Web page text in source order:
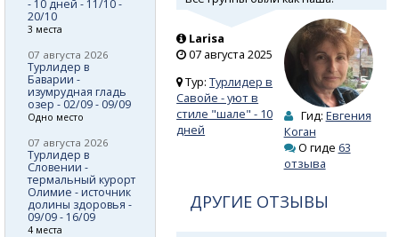
Larisa
07 августа 2025
Тур:Турлидер в
Савойе - уют в
стиле "шале" - 10
дней
Гид: Евгения
Коган
О гиде 63
отзыва
ДРУГИЕ ОТЗЫВЫ
- 10 дней - 11/10 -
20/10
3 места
07 августа 2026
Турлидер в
Баварии -
изумрудная гладь
озер - 02/09 - 09/09
Одно место
07 августа 2026
Турлидер в
Словении -
термальный курорт
Олимие - источник
долины здоровья -
09/09 - 16/09
4 места